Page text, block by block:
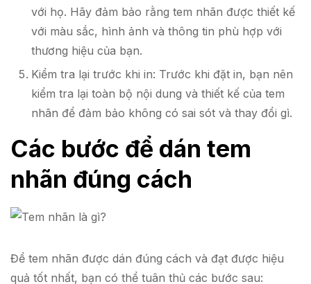
với họ. Hãy đảm bảo rằng tem nhãn được thiết kế
với màu sắc, hình ảnh và thông tin phù hợp với
thương hiệu của bạn.
Kiểm tra lại trước khi in: Trước khi đặt in, bạn nên
kiểm tra lại toàn bộ nội dung và thiết kế của tem
nhãn để đảm bảo không có sai sót và thay đổi gì.
Các bước để dán tem
nhãn đúng cách
Để tem nhãn được dán đúng cách và đạt được hiệu
quả tốt nhất, bạn có thể tuân thủ các bước sau: